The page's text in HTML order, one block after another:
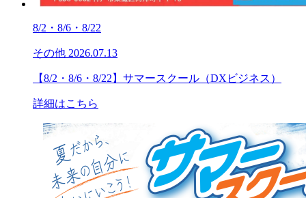
8/2・8/6・8/22
その他 2026.07.13
【8/2・8/6・8/22】サマースクール（DXビジネス）
詳細はこちら